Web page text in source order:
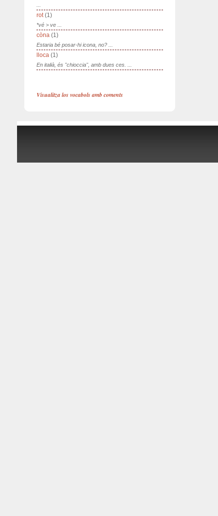
rot(1)
*vé > ve ...
còna (1)
Estaria bé posar-hi icona, no? ...
lloca (1)
En italià, és "chioccia", amb dues ces. ...
Visualitza los vocabols amb coments